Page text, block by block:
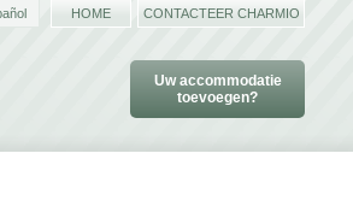
Uw accommodatie
toevoegen?
HOME CONTACTEER CHARMIO